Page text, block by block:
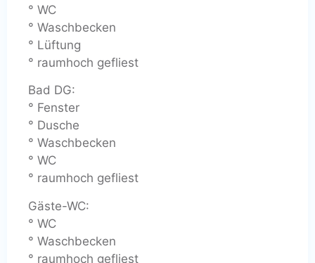
° WC
° Waschbecken
° Lüftung
° raumhoch gefliest
Bad DG:
° Fenster
° Dusche
° Waschbecken
° WC
° raumhoch gefliest
Gäste-WC:
° WC
° Waschbecken
° raumhoch gefliest